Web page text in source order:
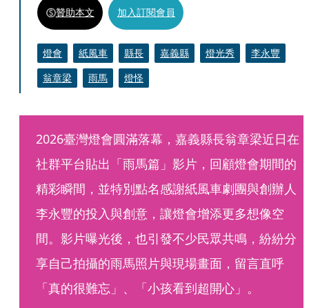
贊助本文 加入訂閱會員
燈會 紙風車 縣長 嘉義縣 燈光秀
李永豐
翁章梁
雨馬 燈怪
2026臺灣燈會圓滿落幕，嘉義縣長翁章梁近日在
社群平台貼出「雨馬篇」影片，回顧燈會期間的
精彩瞬間，並特別點名感謝紙風車劇團與創辦人
李永豐的投入與創意，讓燈會增添更多想像空
間。影片曝光後，也引發不少民眾共鳴，紛紛分
享自己拍攝的雨馬照片與現場畫面，留言直呼
「真的很難忘」、「小孩看到超開心」。